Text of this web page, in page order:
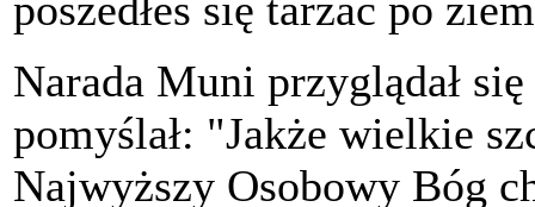
poszedłeś się tarzać po
Narada Muni przyglądał
pomyślał: "Jakże wielkie
Najwyższy Osobowy Bóg